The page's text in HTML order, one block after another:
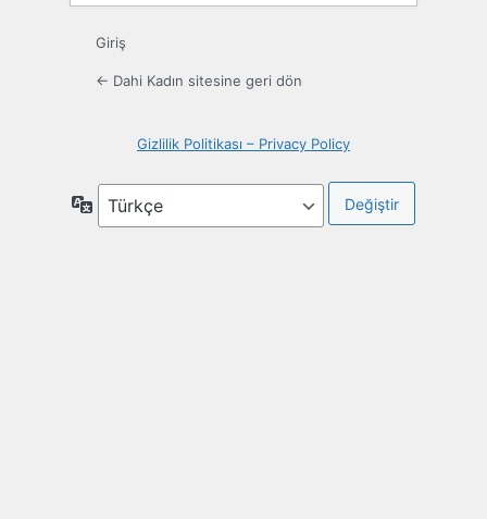
Giriş
← Dahi Kadın sitesine geri dön
Gizlilik Politikası – Privacy Policy
Dil